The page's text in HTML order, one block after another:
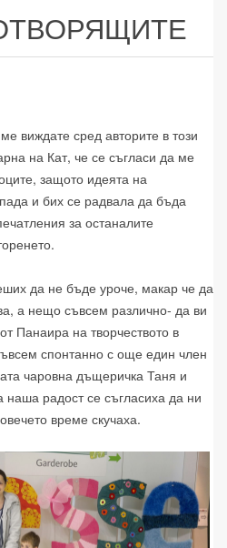
виждате сред авторите в този
на Кат, че се съгласи да ме
защото идеята на
и бих се радвала да бъда
за останалите
да не бъде уроче, макар че да
а нещо съвсем различно- да ви
Панаира на творчеството в
спонтанно с още един член
чаровна дъщеричка Таня и
радост се съгласиха да ни
време скучаха.